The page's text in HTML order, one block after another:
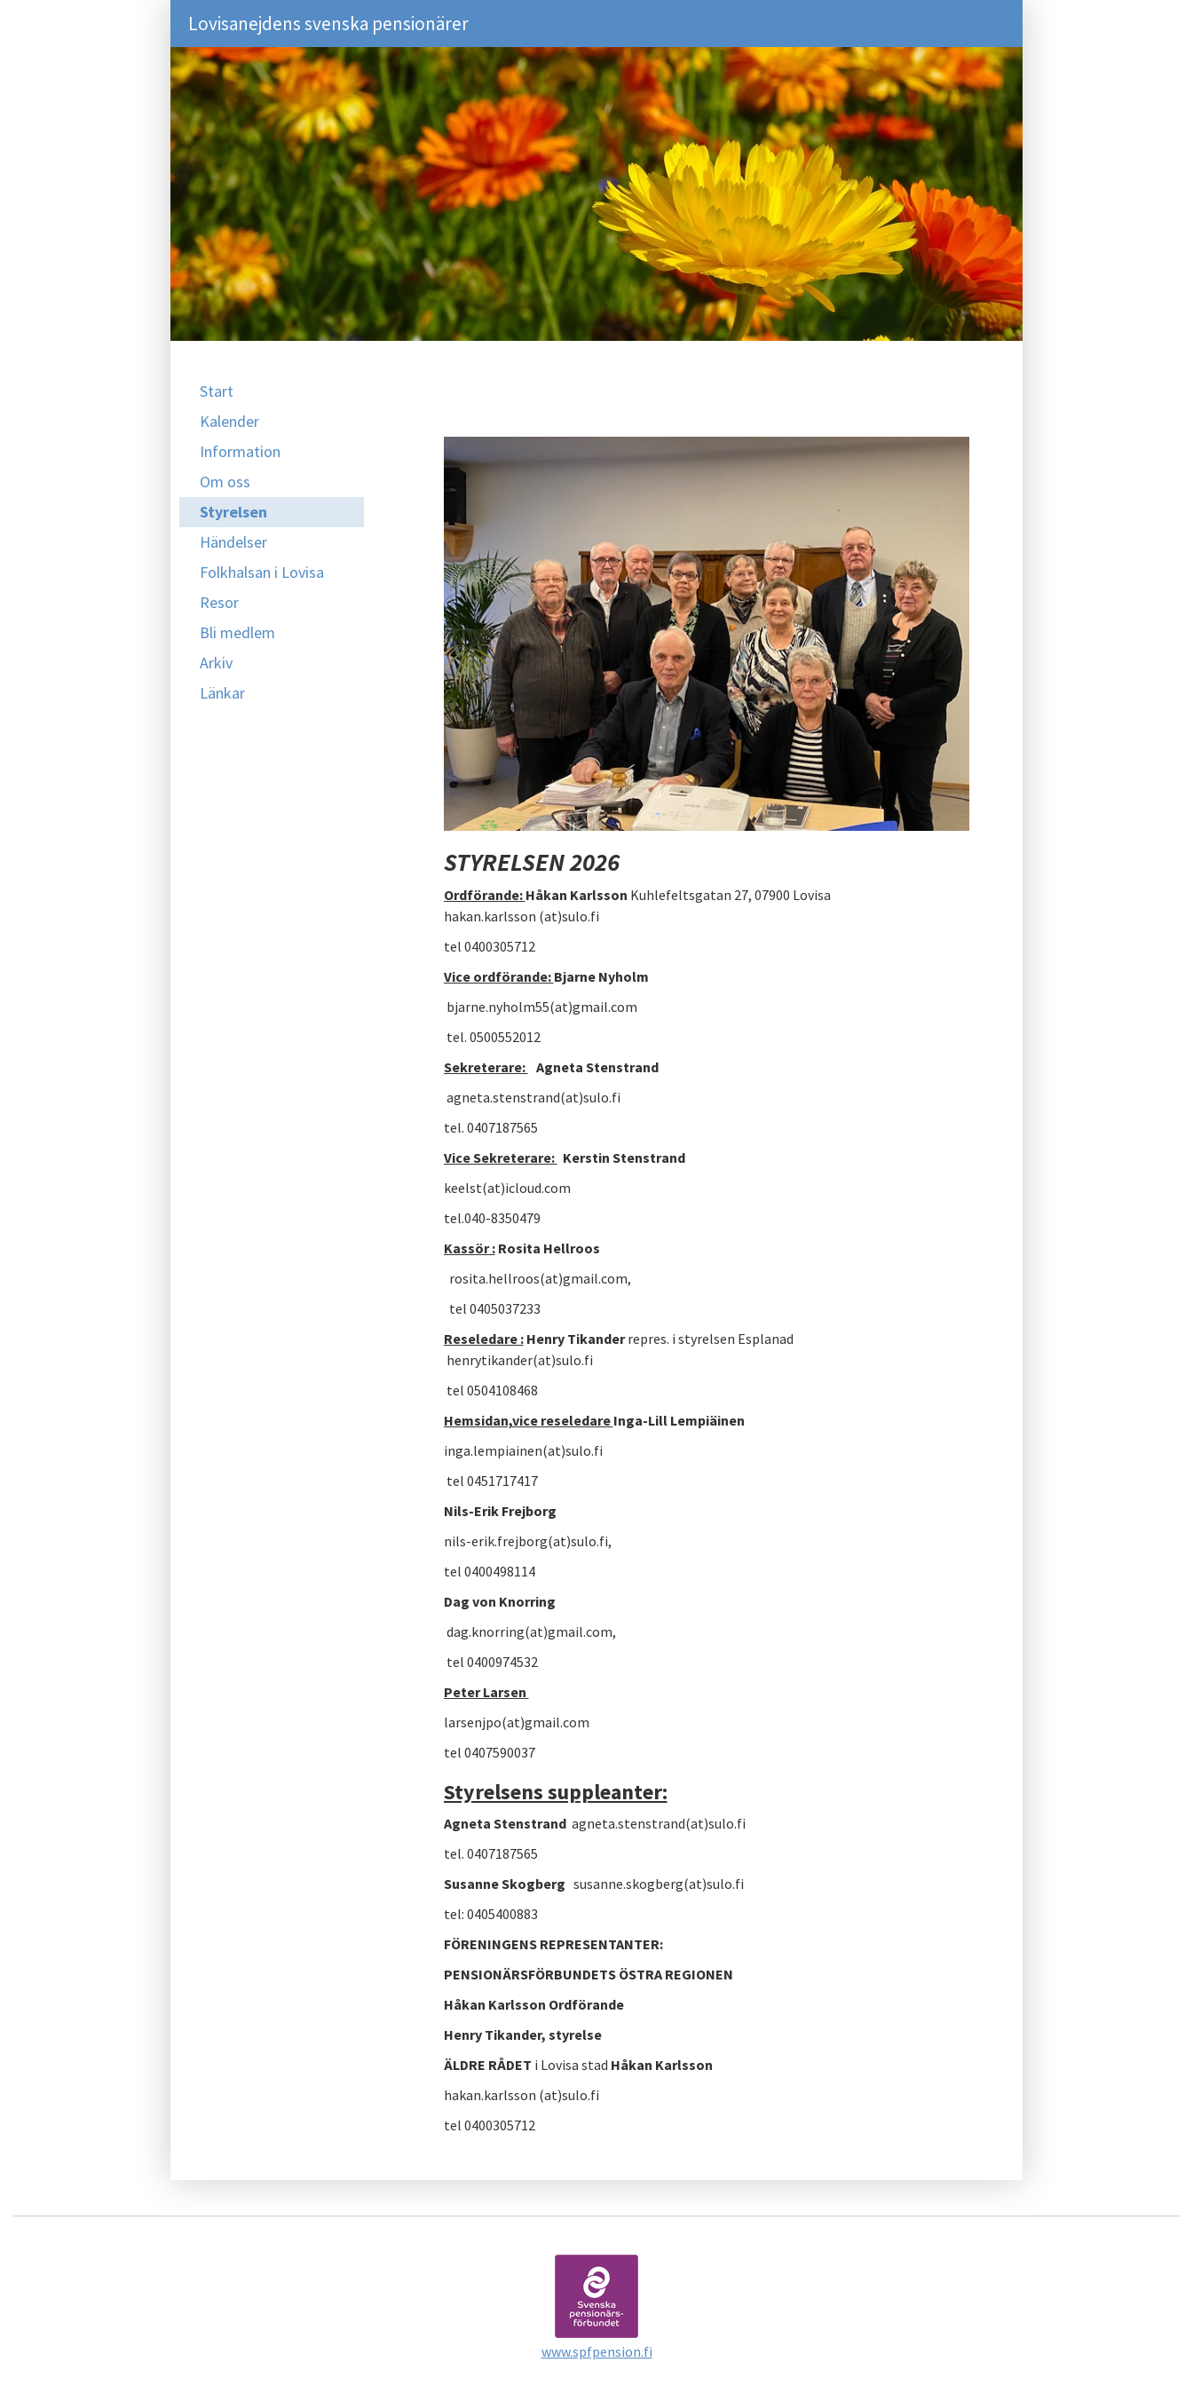
Lovisanejdens svenska pensionärer
Start
Kalender
Information
Om oss
Styrelsen
Händelser
Folkhalsan i Lovisa
Resor
Bli medlem
Arkiv
Länkar
STYRELSEN 2026
Ordförande: Håkan Karlsson Kuhlefeltsgatan 27, 07900 Lovisa
hakan.karlsson (at)sulo.fi
tel 0400305712
Vice ordförande: Bjarne Nyholm
bjarne.nyholm55(at)gmail.com
tel. 0500552012
Sekreterare: Agneta Stenstrand
agneta.stenstrand(at)sulo.fi
tel. 0407187565
Vice Sekreterare: Kerstin Stenstrand
keelst(at)icloud.com
tel.040-8350479
Kassör :Rosita Hellroos
rosita.hellroos(at)gmail.com,
tel 0405037233
Reseledare :Henry Tikanderrepres. i styrelsen Esplanad
henrytikander(at)sulo.fi
tel 0504108468
Hemsidan,vice reseledare Inga-Lill Lempiäinen
inga.lempiainen(at)sulo.fi
tel 0451717417
Nils-Erik Frejborg
nils-erik.frejborg(at)sulo.fi,
tel 0400498114
Dag von Knorring
dag.knorring(at)gmail.com,
tel 0400974532
Peter Larsen
larsenjpo(at)gmail.com
tel 0407590037
Styrelsens suppleanter:
Agneta Stenstrand agneta.stenstrand(at)sulo.fi
tel. 0407187565
Susanne Skogberg susanne.skogberg(at)sulo.fi
tel: 0405400883
FÖRENINGENS REPRESENTANTER:
PENSIONÄRSFÖRBUNDETS ÖSTRA REGIONEN
Håkan Karlsson Ordförande
Henry Tikander, styrelse
ÄLDRE RÅDET i Lovisa stad Håkan Karlsson
hakan.karlsson (at)sulo.fi
tel 0400305712
www.spfpension.fi